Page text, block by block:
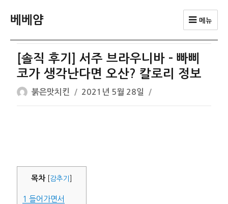
베베얌 메뉴
[솔직 후기] 서주 브라우니바 – 빠삐
코가 생각난다면 오산? 칼로리 정보
글
쓴
붉은맛치킨
작
성
2021년 5월 28일
목차 감추기
1 들어가면서